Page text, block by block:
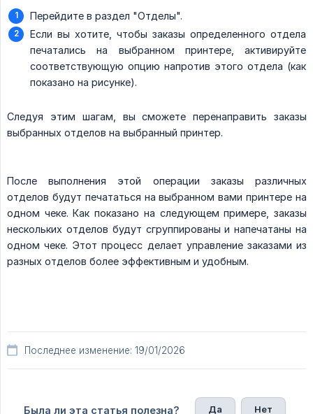
Перейдите в раздел "Отделы".
Если вы хотите, чтобы заказы определенного отдела
печатались на выбранном принтере, активируйте
соответствующую опцию напротив этого отдела (как
показано на рисунке).
Следуя этим шагам, вы сможете перенаправить заказы
выбранных отделов на выбранный принтер.
После выполнения этой операции заказы различных
отделов будут печататься на выбранном вами принтере на
одном чеке. Как показано на следующем примере, заказы
нескольких отделов будут сгруппированы и напечатаны на
одном чеке. Этот процесс делает управление заказами из
разных отделов более эффективным и удобным.
Последнее изменение: 19/01/2026
Была ли эта статья полезна? Да Нет